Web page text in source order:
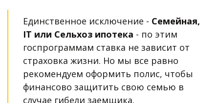
Единственное исключение - Семейная,
IT или Сельхоз ипотека - по этим
госпрограммам ставка не зависит от
страховка жизни. Но мы все равно
рекомендуем оформить полис, чтобы
финансово защитить свою семью в
случае гибели заемщика.